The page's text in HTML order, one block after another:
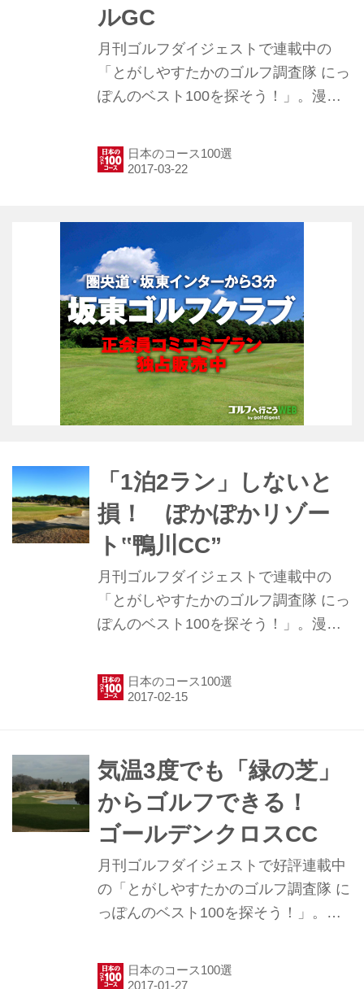
ルGC
月刊ゴルフダイジェストで連載中の
「とがしやすたかのゴルフ調査隊 にっ
ぽんのベスト100を探そう！」。漫画
と月刊ゴルフダイジェスト編集部員
が、日本の約2000のゴルフコースの中
ンを迎える茨城県のザ・ロイヤルGC
をレポートするぞ。
日本のコース100選
「1泊2ラン」しないと
損！ ぽかぽかリゾー
ト‟鴨川CC”
月刊ゴルフダイジェストで連載中の
「とがしやすたかのゴルフ調査隊 にっ
ぽんのベスト100を探そう！」。漫画
と月刊ゴルフダイジェスト編集部員
が、日本の約2000のゴルフコースの中
は、千葉県の鴨川CCをレポートする
ぞ。
日本のコース100選
気温3度でも「緑の芝」
からゴルフできる！
ゴールデンクロスCC
月刊ゴルフダイジェストで好評連載中
の「とがしやすたかのゴルフ調査隊 に
っぽんのベスト100を探そう！」。漫
んと月刊ゴルフダイジェスト編集部員
が、日本の約2000のゴルフコースの中
日本のコース100選